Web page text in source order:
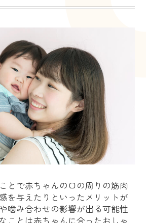
とで赤ちゃんの口の周りの筋肉
を与えたりといったメリットが
噛み合わせの影響が出る可能性
ことは赤ちゃんに合ったおしゃ